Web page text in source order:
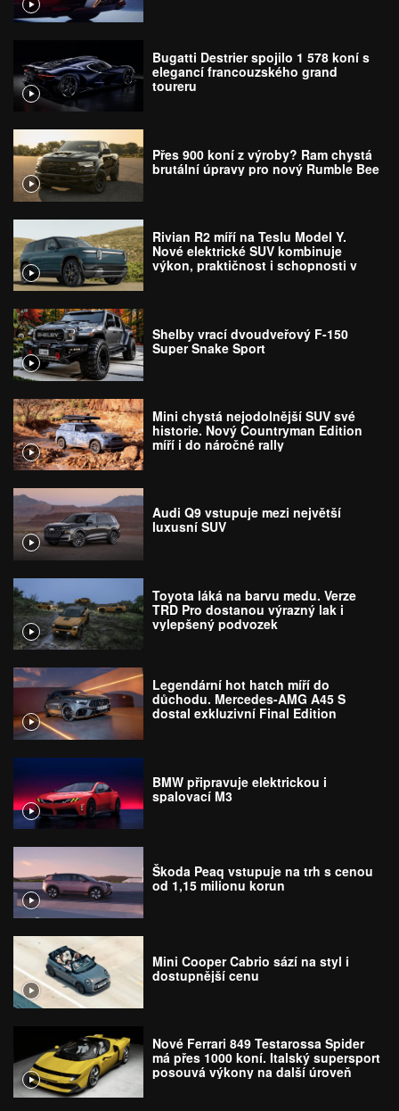
Bugatti Destrier spojilo 1 578 koní s
elegancí francouzského grand
toureru
Přes 900 koní z výroby? Ram chystá
brutální úpravy pro nový Rumble Bee
Rivian R2 míří na Teslu Model Y.
Nové elektrické SUV kombinuje
výkon, praktičnost i schopnosti v
Shelby vrací dvoudveřový F-150
Super Snake Sport
Mini chystá nejodolnější SUV své
historie. Nový Countryman Edition
míří i do náročné rally
Audi Q9 vstupuje mezi největší
luxusní SUV
Toyota láká na barvu medu. Verze
TRD Pro dostanou výrazný lak i
vylepšený podvozek
Legendární hot hatch míří do
důchodu. Mercedes-AMG A45 S
dostal exkluzivní Final Edition
BMW připravuje elektrickou i
spalovací M3
Škoda Peaq vstupuje na trh s cenou
od 1,15 milionu korun
Mini Cooper Cabrio sází na styl i
dostupnější cenu
Nové Ferrari 849 Testarossa Spider
má přes 1000 koní. Italský supersport
posouvá výkony na další úroveň